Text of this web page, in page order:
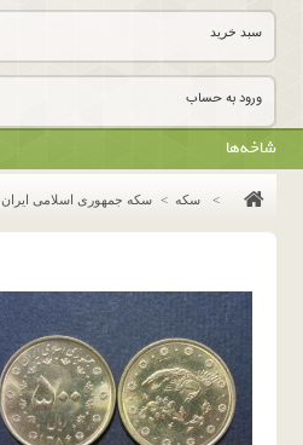
ورود به حساب
سبد خرید
شاخه‌ها
> سکه > سکه جمهوری اسلامی ایران